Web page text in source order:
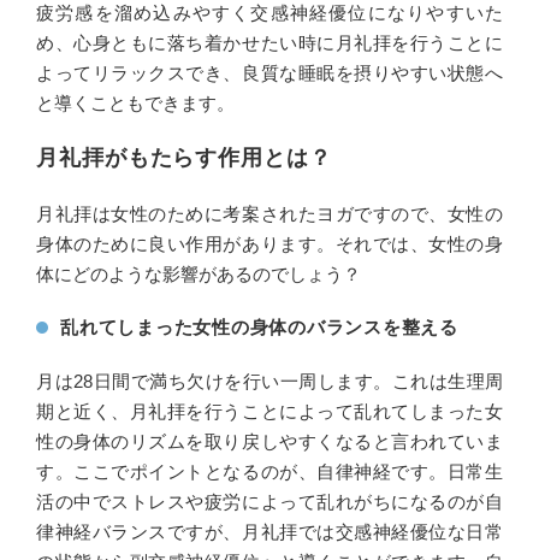
疲労感を溜め込みやすく交感神経優位になりやすいた
め、心身ともに落ち着かせたい時に月礼拝を行うことに
よってリラックスでき、良質な睡眠を摂りやすい状態へ
と導くこともできます。
月礼拝がもたらす作用とは？
月礼拝は女性のために考案されたヨガですので、女性の
身体のために良い作用があります。それでは、女性の身
体にどのような影響があるのでしょう？
乱れてしまった女性の身体のバランスを整える
月は28日間で満ち欠けを行い一周します。これは生理周
期と近く、月礼拝を行うことによって乱れてしまった女
性の身体のリズムを取り戻しやすくなると言われていま
す。ここでポイントとなるのが、自律神経です。日常生
活の中でストレスや疲労によって乱れがちになるのが自
律神経バランスですが、月礼拝では交感神経優位な日常